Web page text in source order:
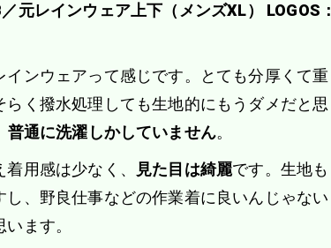
元レインウェア上下（メンズXL） LOGOS：
インウェアって感じです。とても分厚くて重
らく撥水処理しても生地的にもうダメだと思
普通に洗濯しかしていません。
着用感は少なく、
見た目は綺麗です。生地も
し、野良仕事などの作業着に良いんじゃない
ます。